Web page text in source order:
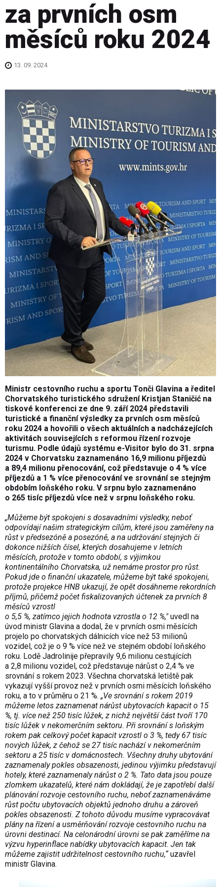
za prvních osm
měsíců roku 2024
13. 09. 2024
Ministr cestovního ruchu a sportu Tonči Glavina a ředitel
Chorvatského turistického sdružení Kristjan Staničić na
tiskové konferenci ze dne 9. září 2024 představili
turistické a finanční výsledky za prvních osm měsíců
roku 2024 a hovořili o všech aktuálních a nadcházejících
aktivitách souvisejících s reformou řízení rozvoje
turismu. Podle údajů systému e-Visitor bylo do 31. srpna
2024 v Chorvatsku zaznamenáno 16,9 milionu příjezdů
a 89,4 milionu přenocování, což představuje o 4 % více
příjezdů a 1 % více přenocování ve srovnání se stejným
obdobím loňského roku. V srpnu bylo zaznamenáno
o 265 tisíc příjezdů více než v srpnu loňského roku.
„Můžeme být spokojeni s dosavadními výsledky, neboť
odpovídají našim strategickým cílům, které jsou zaměřeny na
růst v předsezóně a posezóně, a na udržování stejných či
dokonce nižších čísel, kterých dosahujeme v letních
měsících, protože v tomto období, s výjimkou
kontinentálního Chorvatska, už nemáme prostor pro růst.
Pokud jde o finanční ukazatele, můžeme být také spokojeni,
protože projekce HNB ukazují, že opět dosáhneme rekordních
příjmů, přičemž počet fiskalizovaných účtenek za prvních 8
měsíců vzrostl
o 5,5 %, zatímco jejich hodnota vzrostla o 12 %,"uvedl na
úvod ministr Glavina a dodal, že v prvních osmi měsících
projelo po chorvatských dálnicích více než 53 milionů
vozidel, což je o 9 % více než ve stejném období loňského
roku. Lodě Jadrolinije přepravily 9,6 milionu cestujících
a 2,8 milionu vozidel, což představuje nárůst o 2,4 % ve
srovnání s rokem 2023. Všechna chorvatská letiště pak
vykazují vyšší provoz než v prvních osmi měsících loňského
roku, a to v průměru o 21 %. „Ve srovnání s rokem 2019
můžeme letos zaznamenat nárůst ubytovacích kapacit o 15
%, tj. více než 250 tisíc lůžek, z nichž největší část tvoří 170
tisíc lůžek v nekomerčním sektoru. Při srovnání s loňským
rokem pak celkový počet kapacit vzrostl o 3 %, tedy 67 tisíc
nových lůžek, z čehož se 27 tisíc nachází v nekomerčním
sektoru a 25 tisíc v domácnostech. Všechny druhy ubytování
zaznamenaly pokles obsazenosti, jedinou výjimku představují
hotely, které zaznamenaly nárůst o 2 %. Tato data jsou pouze
zlomkem ukazatelů, které nám dokládají, že je zapotřebí další
plánování rozvoje cestovního ruchu, neboť zaznamenáváme
růst počtu ubytovacích objektů jednoho druhu a zároveň
pokles obsazenosti. Z tohoto důvodu musíme vypracovávat
plány na řízení a usměrňování rozvoje cestovního ruchu na
úrovni destinací. Na celonárodní úrovni se pak zaměříme na
výzvu hyperinflace nabídky ubytovacích kapacit. Jen tak
můžeme zajistit udržitelnost cestovního ruchu,“uzavřel
ministr Glavina.